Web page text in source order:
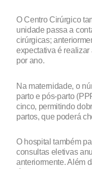
O Centro Cirúrgico
unidade passa a
cirúrgicas;
expectativa é
por ano.
Na maternidade, o
parto e pós-parto
cinco, permitindo
partos, que poderá
O hospital também
consultas eletivas
anteriormente. Além